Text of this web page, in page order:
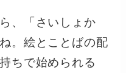
、「さいしょか
。絵とことばの配
ちで始められる